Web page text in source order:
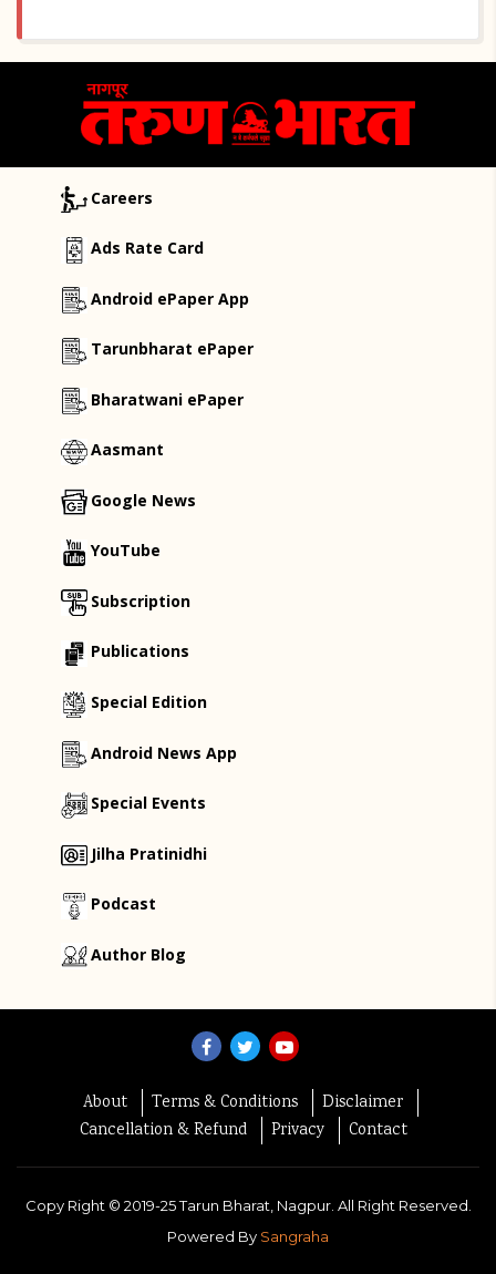
Careers
Ads Rate Card
Android ePaper App
Tarunbharat ePaper
Bharatwani ePaper
Aasmant
Google News
YouTube
Subscription
Publications
Special Edition
Android News App
Special Events
Jilha Pratinidhi
Podcast
Author Blog
About Terms & Conditions
Disclaimer
Cancellation & Refund
Privacy Contact
Copy Right © 2019-25Tarun Bharat, Nagpur. All Right Reserved.
Powered By Sangraha